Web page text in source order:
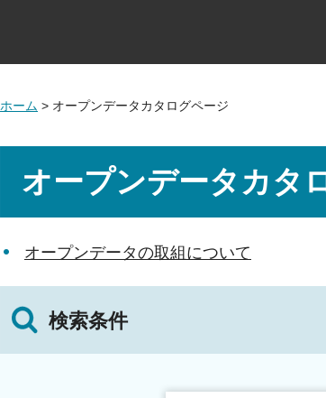
ホーム > オープンデータカタログページ
オープンデータカタ
オープンデータの取組について
検索条件